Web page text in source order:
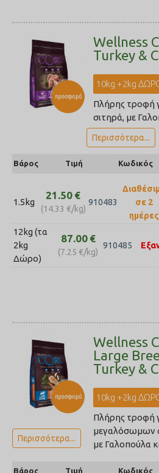
Wellness
Turkey &
10kg +2kg
Πλήρης τροφή
σιτηρά, με
Περισσότερα...
Βάρος Τιμή Κωδικός
1.5kg
21.50 €
(14.33 €/kg)
910483
σε 2
ημέρες
12kg (τα
2kg
Δώρο)
87.00 €
(7.25 €/kg)
910485
Wellness
Large
Turkey &
10kg +2kg
Πλήρης τροφή
μεγαλόσωμων
με Γαλοπούλα
Περισσότερα...
Βάρος Τιμή Κωδικός